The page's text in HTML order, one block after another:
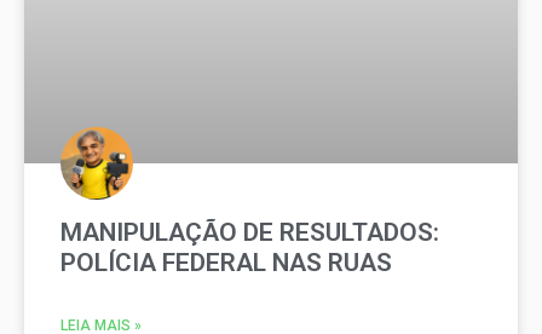
MANIPULAÇÃO DE RESULTADOS:
POLÍCIA FEDERAL NAS RUAS
LEIA MAIS »